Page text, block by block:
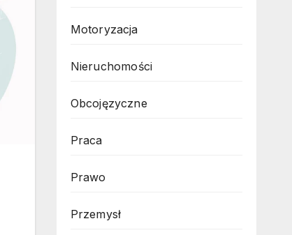
Motoryzacja
Nieruchomości
Obcojęzyczne
Praca
Prawo
Przemysł